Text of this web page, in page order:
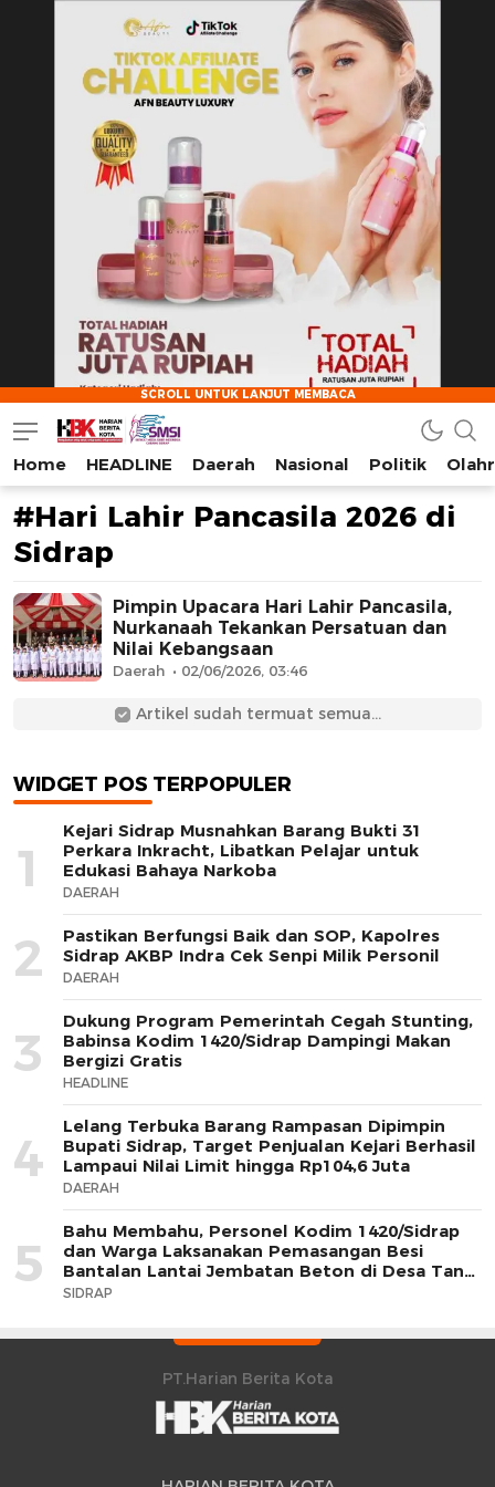
HarianBeritaKota
Mengabarkan Setiap Detil, Sudut, dan Cerita Kota
Home HEADLINE Daerah Nasional Politik
#Hari Lahir Pancasila 2026 di
Sidrap
Pimpin Upacara Hari Lahir Pancasila,
Nurkanaah Tekankan Persatuan dan
Nilai Kebangsaan
Daerah 02/06/2026, 03:46
Artikel sudah termuat semua...
WIDGET POS TERPOPULER
1
Kejari Sidrap Musnahkan Barang Bukti 31
Perkara Inkracht, Libatkan Pelajar untuk
Edukasi Bahaya Narkoba
DAERAH
2
Pastikan Berfungsi Baik dan SOP, Kapolres
Sidrap AKBP Indra Cek Senpi Milik Personil
DAERAH
3
Dukung Program Pemerintah Cegah Stunting,
Babinsa Kodim 1420/Sidrap Dampingi Makan
Bergizi Gratis
HEADLINE
4
Lelang Terbuka Barang Rampasan Dipimpin
Bupati Sidrap, Target Penjualan Kejari Berhasil
Lampaui Nilai Limit hingga Rp104,6 Juta
DAERAH
5
Bahu Membahu, Personel Kodim 1420/Sidrap
dan Warga Laksanakan Pemasangan Besi
Bantalan Lantai Jembatan Beton di Desa Tana
Toro
SIDRAP
PT.Harian Berita Kota